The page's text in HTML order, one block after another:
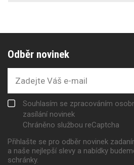
Odběr novinek
Souhlasím se zpracováním
zasílání novinek
Chráněno službou reCaptcha
Přihlašte se pro odběr novinek
a naše nejlepší slevy a nabídky
schránky.